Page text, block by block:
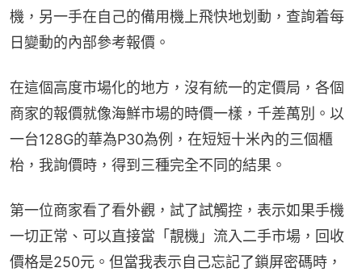
機，另一手在自己的備用機上飛快地划動，查詢着每
日變動的內部參考報價。
在這個高度市場化的地方，沒有統一的定價局，各個
商家的報價就像海鮮市場的時價一樣，千差萬別。以
一台128G的華為P30為例，在短短十米內的三個櫃
枱，我詢價時，得到三種完全不同的結果。
第一位商家看了看外觀，試了試觸控，表示如果手機
一切正常、可以直接當「靚機」流入二手市場，回收
價格是250元。但當我表示自己忘記了鎖屏密碼時，